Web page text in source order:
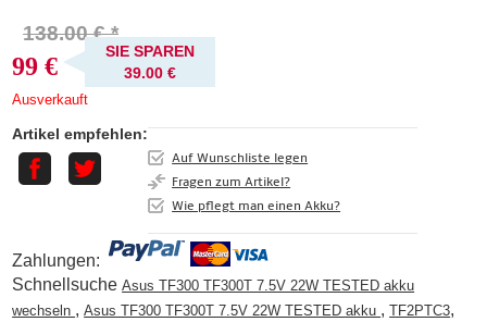
138.00 € *
99 €
SIE SPAREN
39.00 €
Ausverkauft
Artikel empfehlen:
Auf Wunschliste legen
Fragen zum Artikel?
Wie pflegt man einen Akku?
Zahlungen:
SchnellsucheAsus TF300 TF300T 7.5V 22W TESTED akku
wechseln ,Asus TF300 TF300T 7.5V 22W TESTED akku ,TF2PTC3,